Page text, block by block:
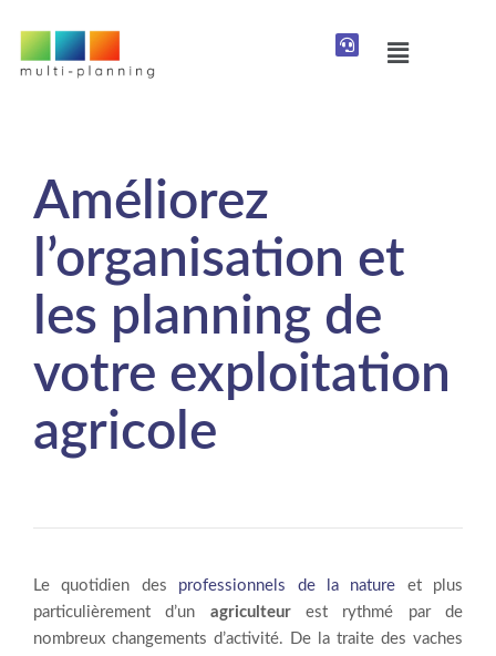
Améliorez
l’organisation et
les planning de
votre exploitation
agricole
Le quotidien des professionnels de la nature et plus
particulièrement d’un agriculteurest rythmé par de
nombreux changements d’activité. De la traite des vaches